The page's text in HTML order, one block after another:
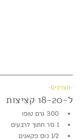
-מצרכים-
ל-18-20 קציצות
300 גרם טופו
1 גזר חתוך לרבעים
1/2 כוס פקאנים